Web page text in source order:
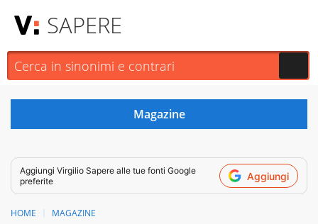
SAPERE
Aggiungi Virgilio Sapere alle tue fonti Google
preferite
Aggiungi
HOME MAGAZINE